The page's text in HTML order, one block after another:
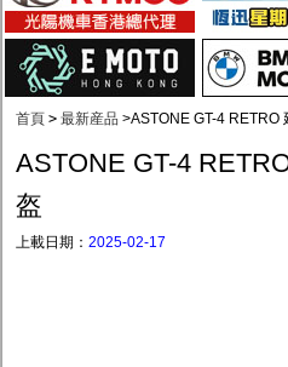
首頁 > 最新産品 >ASTONE GT-4 RETRO
ASTONE GT-4
盔
上載日期： 2025-02-17